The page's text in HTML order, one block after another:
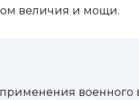
величия и мощи.
военного